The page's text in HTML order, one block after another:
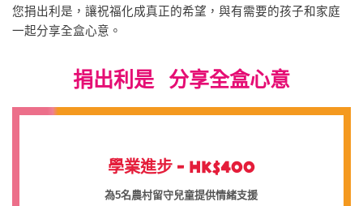
您捐出利是，讓祝福化成真正的希望，與有需要的孩子和家庭
一起分享全盒心意。
捐出利是 分享全盒心意
學業進步 - HK$400
為5名農村留守兒童提供情緒支援